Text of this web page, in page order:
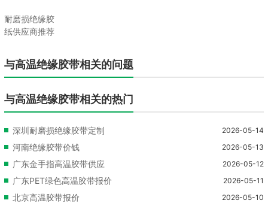
耐磨损绝缘胶
纸供应商推荐
与高温绝缘胶带相关的问题
与高温绝缘胶带相关的热门
深圳耐磨损绝缘胶带定制 2026-05-14
河南绝缘胶带价钱 2026-05-13
广东金手指高温胶带供应 2026-05-12
广东PET绿色高温胶带报价 2026-05-11
北京高温胶带报价 2026-05-10